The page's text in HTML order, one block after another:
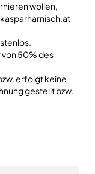
wollen,
von 50% des
erfolgt keine
gestellt bzw.